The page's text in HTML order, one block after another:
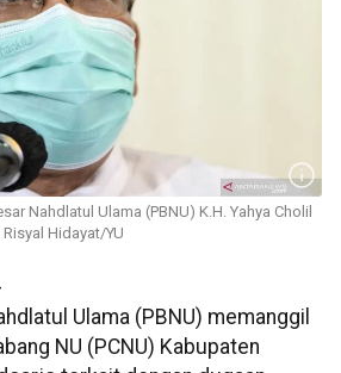
Nahdlatul Ulama (PBNU) K.H. Yahya Cholil
Hidayat/YU
Ulama (PBNU) memanggil
NU (PCNU) Kabupaten